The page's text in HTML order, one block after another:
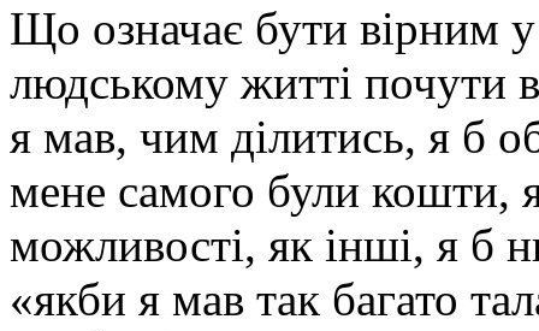
Що означає бути вірним
людському житті почути
я мав, чим ділитись, я б
мене самого були кошти,
можливості, як інші, я б
«якби я мав так багато